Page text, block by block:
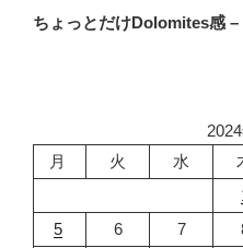
ゲ
の
ちょっとだけDolomites感
月
火 水
5
6 7